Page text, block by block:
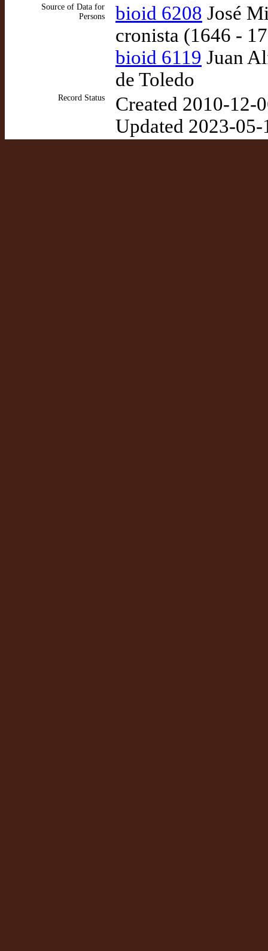
Source of Data for
Persons
bioid 6208 José
cronista (1646 -
bioid 6119 Juan
de Toledo
Record Status
Created 2010-12-
Updated 2023-05-